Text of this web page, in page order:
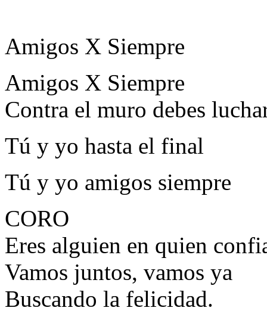
Amigos X Siempre
Amigos X Siempre
Contra el muro debes
Tú y yo hasta el final
Tú y yo amigos siempre
CORO
Eres alguien en quien
Vamos juntos, vamos ya
Buscando la felicidad.